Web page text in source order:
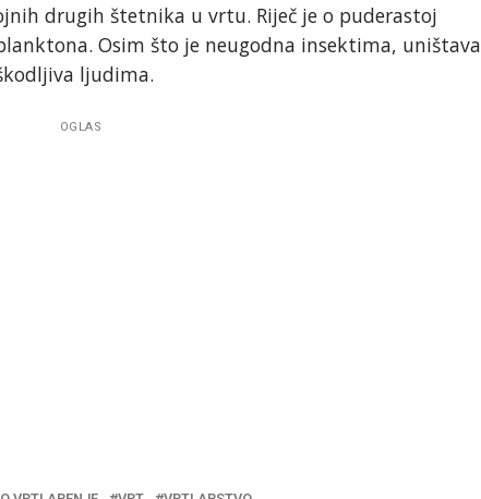
drugih štetnika u vrtu. Riječ je o puderastoj
Osim što je neugodna insektima, uništava
ljudima.
OGLAS